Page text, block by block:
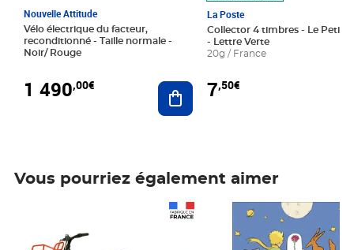
Nouvelle Attitude
Vélo électrique du facteur,
reconditionné - Taille normale -
Noir/ Rouge
1 490,00€ Ajouter au panier
La Poste
Collector 4 timbres - Le Petit
- Lettre Verte
20g / France
7,50€
Vous pourriez également aimer
Prix 7,50€